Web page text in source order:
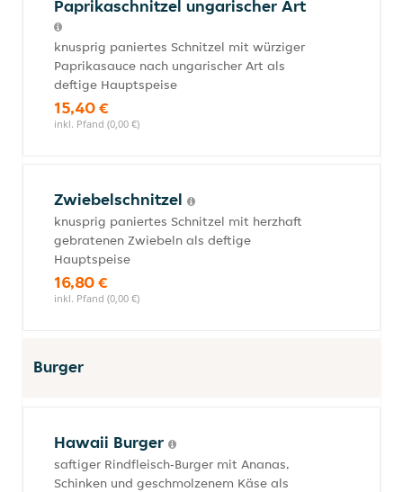
Paprikaschnitzel ungarischer Art
knusprig paniertes Schnitzel mit würziger
Paprikasauce nach ungarischer Art als
deftige Hauptspeise
15,40 €
inkl. Pfand (0,00 €)
Zwiebelschnitzel
knusprig paniertes Schnitzel mit herzhaft
gebratenen Zwiebeln als deftige
Hauptspeise
16,80 €
inkl. Pfand (0,00 €)
Burger
Hawaii Burger
saftiger Rindfleisch‑Burger mit Ananas,
Schinken und geschmolzenem Käse als